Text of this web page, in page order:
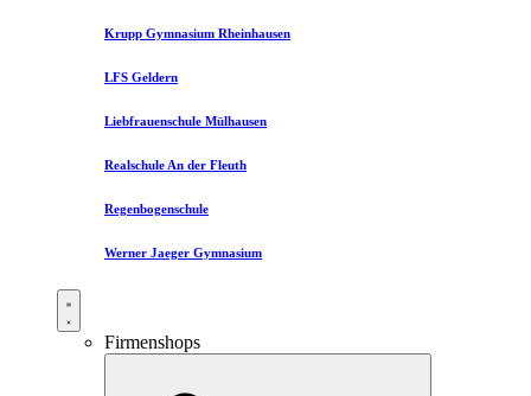
Krupp Gymnasium Rheinhausen
LFS Geldern
Liebfrauenschule Mülhausen​
Realschule An der Fleuth
Regenbogenschule
Werner Jaeger Gymnasium
Firmenshops